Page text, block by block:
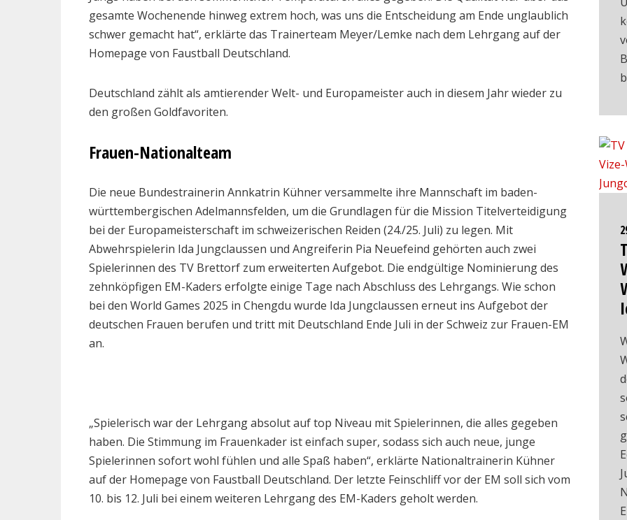
gesamte Wochenende hinweg extrem hoch, was uns die Entscheidung am Ende unglaublich
schwer gemacht hat“, erklärte das Trainerteam Meyer/Lemke nach dem Lehrgang auf der
Homepage von Faustball Deutschland.
Deutschland zählt als amtierender Welt- und Europameister auch in diesem Jahr wieder zu
den großen Goldfavoriten.
Frauen-Nationalteam
Die neue Bundestrainerin Annkatrin Kühner versammelte ihre Mannschaft im baden-
württembergischen Adelmannsfelden, um die Grundlagen für die Mission Titelverteidigung
bei der Europameisterschaft im schweizerischen Reiden (24./25. Juli) zu legen. Mit
Abwehrspielerin Ida Jungclaussen und Angreiferin Pia Neuefeind gehörten auch zwei
Spielerinnen des TV Brettorf zum erweiterten Aufgebot. Die endgültige Nominierung des
zehnköpfigen EM-Kaders erfolgte einige Tage nach Abschluss des Lehrgangs. Wie schon
bei den World Games 2025 in Chengdu wurde Ida Jungclaussen erneut ins Aufgebot der
deutschen Frauen berufen und tritt mit Deutschland Ende Juli in der Schweiz zur Frauen-EM
an.
„Spielerisch war der Lehrgang absolut auf top Niveau mit Spielerinnen, die alles gegeben
haben. Die Stimmung im Frauenkader ist einfach super, sodass sich auch neue, junge
Spielerinnen sofort wohl fühlen und alle Spaß haben“, erklärte Nationaltrainerin Kühner
auf der Homepage von Faustball Deutschland. Der letzte Feinschliff vor der EM soll sich vom
10. bis 12. Juli bei einem weiteren Lehrgang des EM-Kaders geholt werden.